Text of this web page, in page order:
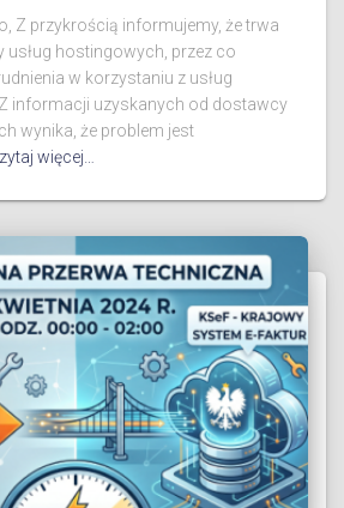
Z przykrością informujemy, że trwa
usług hostingowych, przez co
w korzystaniu z usług
informacji uzyskanych od dostawcy
wynika, że problem jest
więcej…